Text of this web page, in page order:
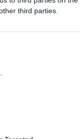
third parties.